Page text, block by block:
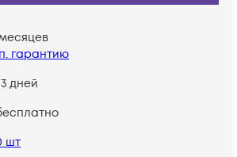
гарантию
дней
шт